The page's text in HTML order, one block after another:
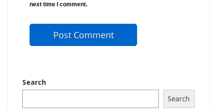
next time I comment.
Search
Search